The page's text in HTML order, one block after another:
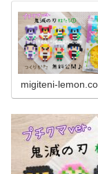
migiteni-